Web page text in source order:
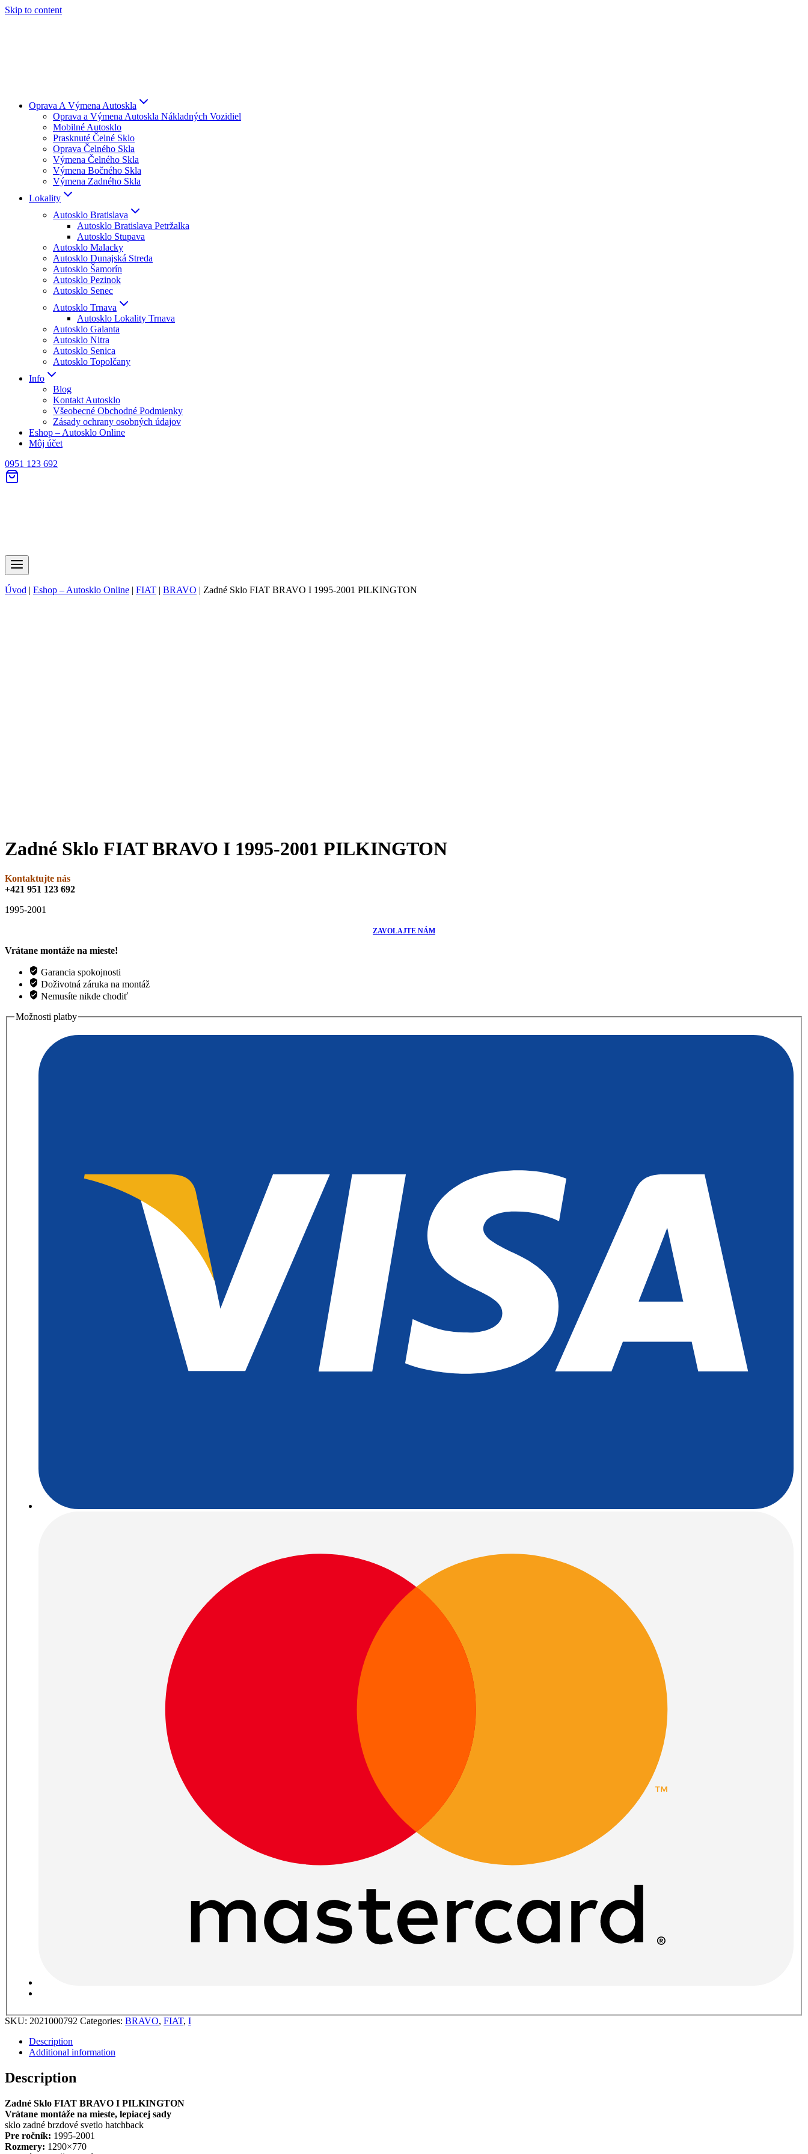
Skip to content
Oprava A Výmena Autoskla
Oprava a Výmena Autoskla Nákladných Vozidiel
Mobilné Autosklo
Prasknuté Čelné Sklo
Oprava Čelného Skla
Výmena Čelného Skla
Výmena Bočného Skla
Výmena Zadného Skla
Lokality
Autosklo Bratislava
Autosklo Bratislava Petržalka
Autosklo Stupava
Autosklo Malacky
Autosklo Dunajská Streda
Autosklo Šamorín
Autosklo Pezinok
Autosklo Senec
Autosklo Trnava
Autosklo Lokality Trnava
Autosklo Galanta
Autosklo Nitra
Autosklo Senica
Autosklo Topolčany
Info
Blog
Kontakt Autosklo
Všeobecné Obchodné Podmienky
Zásady ochrany osobných údajov
Eshop – Autosklo Online
Môj účet
0951 123 692
Úvod | Eshop – Autosklo Online | FIAT | BRAVO | Zadné Sklo FIAT BRAVO I 1995-2001 PILKINGTON
Zadné Sklo FIAT BRAVO I 1995-2001 PILKINGTON
Kontaktujte nás
+421 951 123 692
1995-2001
ZAVOLAJTE NÁM
Vrátane montáže na mieste!
Garancia spokojnosti
Doživotná záruka na montáž
Nemusíte nikde chodiť
Možnosti platby
SKU: 2021000792 Categories: BRAVO, FIAT, I
Description
Additional information
Description
Zadné Sklo FIAT BRAVO I PILKINGTON
Vrátane montáže na mieste, lepiacej sady
sklo zadné brzdové svetlo hatchback
Pre ročník: 1995-2001
Rozmery: 1290×770